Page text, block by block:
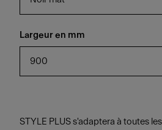
Largeur en mm
900
STYLE PLUS s'adaptera à toutes